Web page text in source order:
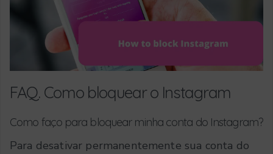
FAQ. Como bloquear o Instagram
Como faço para bloquear minha conta do Instagram?
Para desativar permanentemente sua conta do